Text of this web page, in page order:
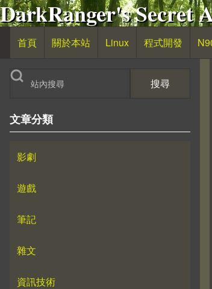
移至主內容
DarkRanger's Secret
主導覽
首頁 關於本站 Linux 程式開發
搜尋
文章分類
影劇
遊戲
筆記
雜文
資訊技術